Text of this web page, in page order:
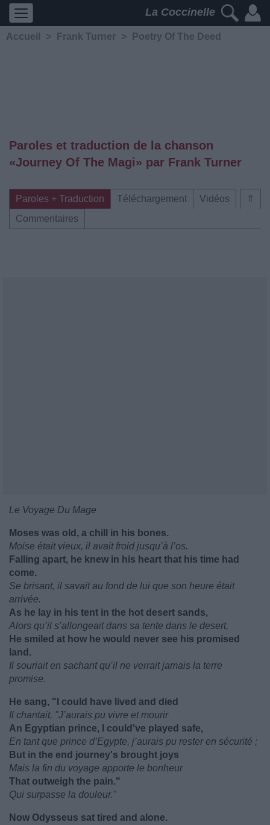
La Coccinelle
Accueil > Frank Turner > Poetry Of The Deed
Paroles et traduction de la chanson
«Journey Of The Magi» par Frank Turner
⇑
Paroles + Traduction Téléchargement
Vidéos
Commentaires
Le Voyage Du Mage
Moses was old, a chill in his bones.
Moise était vieux, il avait froid jusqu’à l’os.
Falling apart, he knew in his heart that his time had
come.
Se brisant, il savait au fond de lui que son heure était
arrivée.
As he lay in his tent in the hot desert sands,
Alors qu’il s’allongeait dans sa tente dans le desert,
He smiled at how he would never see his promised
land.
Il souriait en sachant qu’il ne verrait jamais la terre
promise.
He sang, "I could have lived and died
Il chantait, "J’aurais pu vivre et mourir
An Egyptian prince, I could've played safe,
En tant que prince d’Egypte, j’aurais pu rester en sécurité ;
But in the end journey's brought joys
Mais la fin du voyage apporte le bonheur
That outweigh the pain."
Qui surpasse la douleur."
Now Odysseus sat tired and alone.